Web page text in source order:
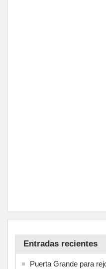
Entradas recientes
Puerta Grande para